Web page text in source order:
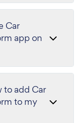
Car
app on
to add Car
to my